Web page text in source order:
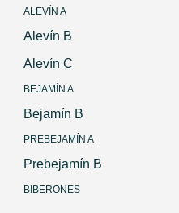
ALEVÍN A
Alevín B
Alevín C
BEJAMÍN A
Bejamín B
PREBEJAMÍN A
Prebejamín B
BIBERONES